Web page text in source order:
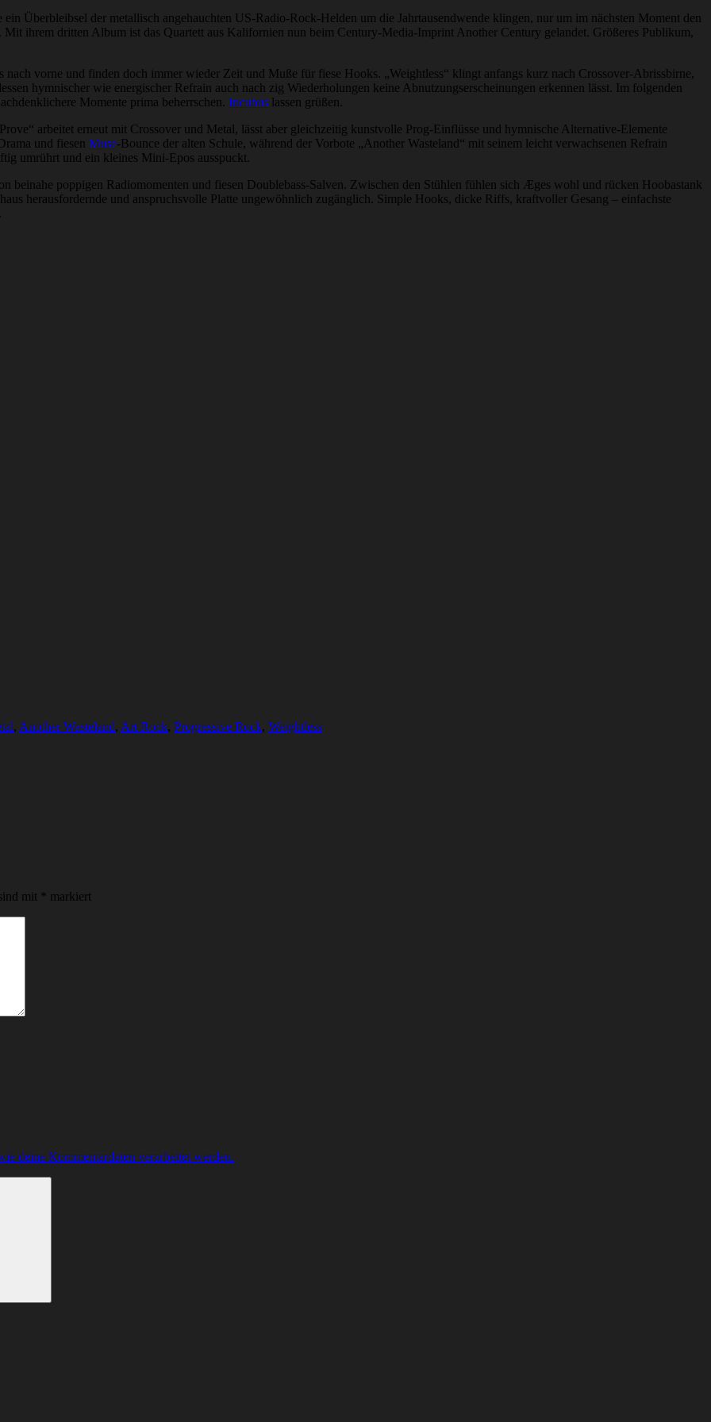
Überbleibsel der metallisch angehauchten US-Radio-Rock-Helden um die Jahrtausendwende klingen, nur um im nächsten Moment den
Mit ihrem dritten Album ist das Quartett aus Kalifornien nun beim Century-Media-Imprint Another Century gelandet. Größeres Publikum,
nach vorne und finden doch immer wieder Zeit und Muße für fiese Hooks. „Weightless“ klingt anfangs kurz nach Crossover-Abrissbirne,
hymnischer wie energischer Refrain auch nach zig Wiederholungen keine Abnutzungserscheinungen erkennen lässt. Im folgenden
Momente prima beherrschen. Incubus lassen grüßen.
arbeitet erneut mit Crossover und Metal, lässt aber gleichzeitig kunstvolle Prog-Einflüsse und hymnische Alternative-Elemente
und fiesen Muse-Bounce der alten Schule, während der Vorbote „Another Wasteland“ mit seinem leicht verwachsenen Refrain
umrührt und ein kleines Mini-Epos ausspuckt.
beinahe poppigen Radiomomenten und fiesen Doublebass-Salven. Zwischen den Stühlen fühlen sich Æges wohl und rücken Hoobastank
herausfordernde und anspruchsvolle Platte ungewöhnlich zugänglich. Simple Hooks, dicke Riffs, kraftvoller Gesang – einfachste
, Another Wasteland, Art Rock, Progressive Rock, Weightless
mit * markiert
deine Kommentardaten verarbeitet werden.